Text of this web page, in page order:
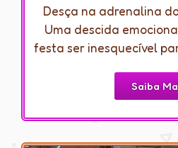
Desça na adrenalina
Uma descida
festa ser inesquecível
Saiba